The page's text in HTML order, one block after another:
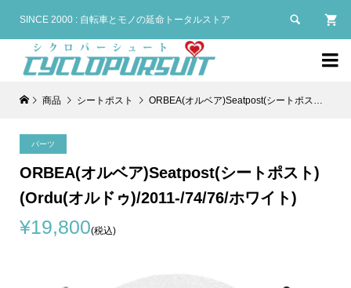
SINCE 2000 : 自転車とモノの延命トータルストア 

商品 シートポスト ORBEA(オルベア)Seatpost(シートポスト)(Ordu(オルドゥ)/2011-/74/76/ホワイト)
パーツ
ORBEA(オルベア)Seatpost(シートポスト)
(Ordu(オルドゥ)/2011-/74/76/ホワイト)
¥19,800(税込)